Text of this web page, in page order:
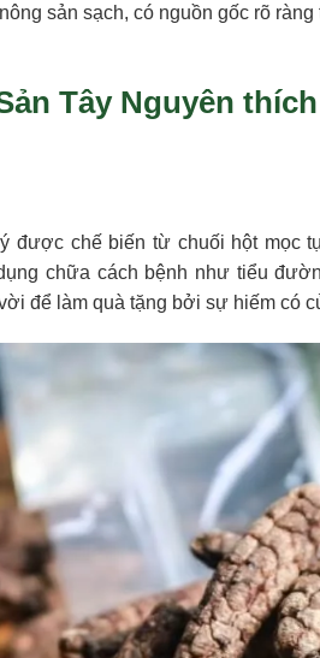
sản sạch, có nguồn gốc rõ
Tây Nguyên
được chế biến từ chuối hột mọc
chữa cách bệnh như tiểu
để làm quà tặng bởi sự hiếm có